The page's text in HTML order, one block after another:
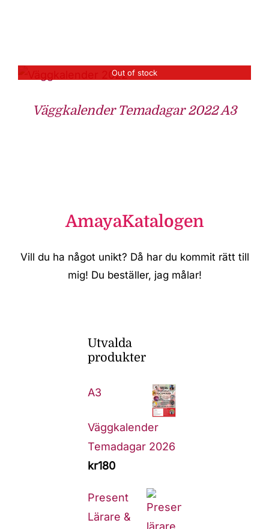
Out of stock
Väggkalender Temadagar 2022 A3
AmayaKatalogen
Vill du ha något unikt? Då har du kommit rätt till
mig! Du beställer, jag målar!
Utvalda
produkter
A3
Väggkalender
Temadagar 2026
kr180
Present
Lärare &